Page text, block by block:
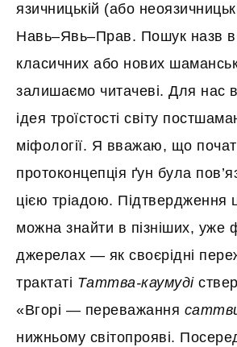
язичницькій (або
Навь–Явь–Прав. Пошук назв в
класичних або нових
залишаємо читачеві. Для нас
ідея троїстості світу
міфології. Я вважаю, що
протоконцепція ґун була
цією тріадою. Підтвердження
можна знайти в пізніших, уже
джерелах — як своєрідні
трактаті Таттва-каумуді
«Вгорі — переважання
нижньому світопрояві.